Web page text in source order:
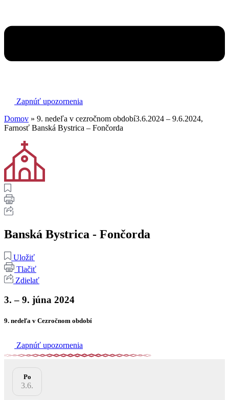
Zapnúť upozornenia
Domov » 9. nedeľa v cezročnom období3.6.2024 – 9.6.2024,
Farnosť Banská Bystrica – Fončorda
Banská Bystrica - Fončorda
Uložiť
Tlačiť
Zdielať
3. – 9. júna 2024
9. nedeľa v Cezročnom období
Zapnúť upozornenia
Po
3.6.